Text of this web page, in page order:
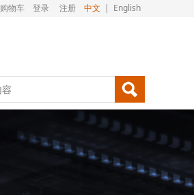
中文 | English
登录 注册
购物车